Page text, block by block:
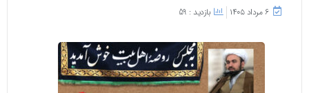
۶ مرداد ۱۴۰۵ بازدید : 59